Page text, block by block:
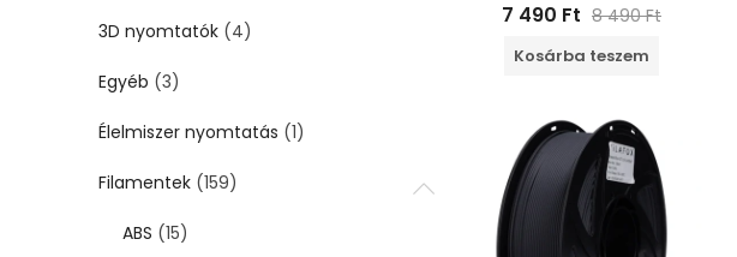
7 490 Ft 8 490Ft
Kosárba teszem
3D nyomtatók (4)
Egyéb (3)
Élelmiszer nyomtatás (1)
Filamentek (159)
ABS (15)